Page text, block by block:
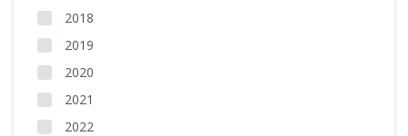
2018
2019
2020
2021
2022